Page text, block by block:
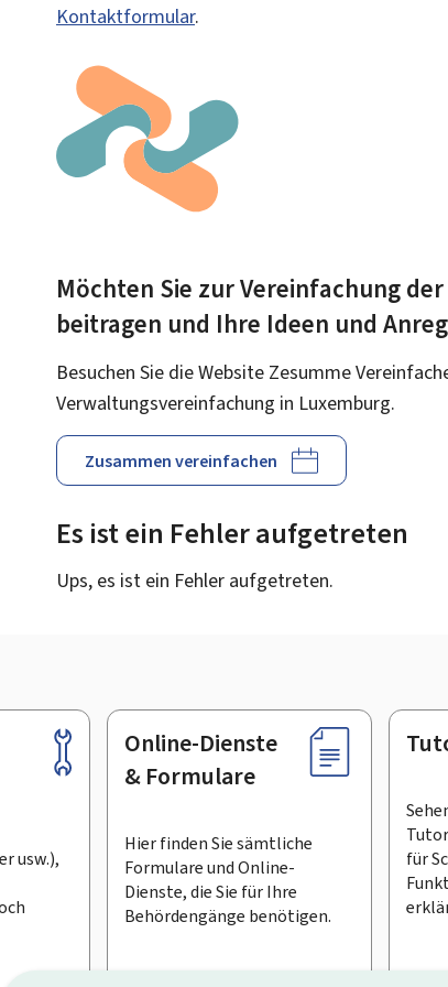
Kontaktformular.
Möchten Sie zur Vereinfachung
beitragen und Ihre Ideen und
Besuchen Sie die Website Zesumme
Verwaltungsvereinfachung in Luxemburg.
Zusammen vereinfachen
Es ist ein Fehler aufgetreten
Ups, es ist ein Fehler aufgetreten.
usw.),
Online-Dienste
& Formulare
Hier finden Sie sämtliche
Formulare und Online-
Dienste, die Sie für Ihre
Behördengänge benötigen.
für